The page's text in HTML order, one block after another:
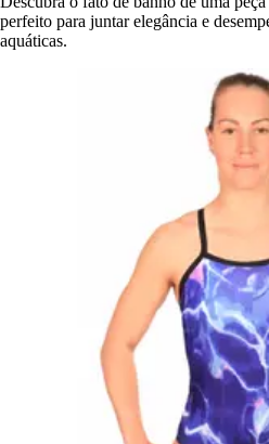
perfeito para juntar elegância e
aquáticas.